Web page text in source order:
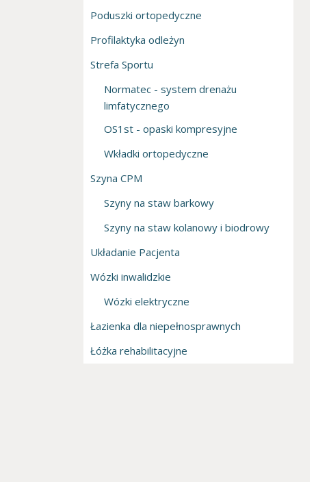
Poduszki ortopedyczne
Profilaktyka odleżyn
Strefa Sportu
Normatec - system drenażu
limfatycznego
OS1st - opaski kompresyjne
Wkładki ortopedyczne
Szyna CPM
Szyny na staw barkowy
Szyny na staw kolanowy i biodrowy
Układanie Pacjenta
Wózki inwalidzkie
Wózki elektryczne
Łazienka dla niepełnosprawnych
Łóżka rehabilitacyjne